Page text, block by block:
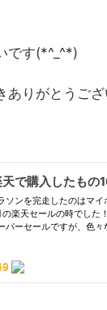
です(*^_^*)
ありがとうござ